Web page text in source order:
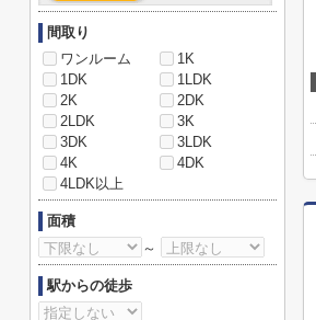
間取り
ワンルーム
1K
1DK
1LDK
2K
2DK
2LDK
3K
3DK
3LDK
4K
4DK
4LDK以上
面積
～
駅からの徒歩